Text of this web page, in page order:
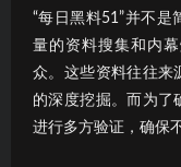
“每日黑料51”并不
量的资料搜集和内
众。这些资料往往来
的深度挖掘。而为了
进行多方验证，确保